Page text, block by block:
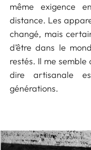
même exigence
distance. Les
changé, mais
d’être dans le
restés. Il me
dire artisanale
générations.